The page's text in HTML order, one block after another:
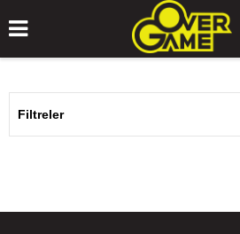
Filtreler